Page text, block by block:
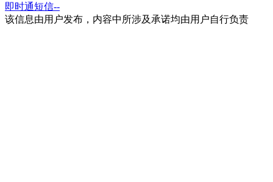
即时通短信--
该信息由用户发布，内容中所涉及承诺均由用户自行负责